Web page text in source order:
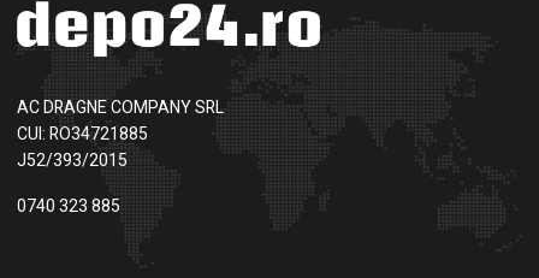
AC DRAGNE COMPANY SRL
CUI: RO34721885
J52/393/2015
0740 323 885